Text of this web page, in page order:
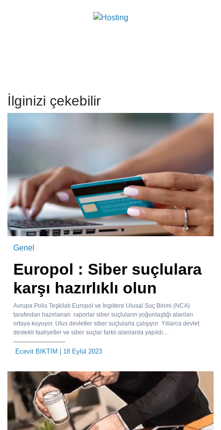
İlginizi çekebilir
Genel
Europol : Siber suçlulara
karşı hazırlıklı olun
Avrupa Polis Teşkilatı Europol ve İngiltere Ulusal Suç Birimi (NCA)
tarafından hazırlanan raporlar siber suçluların yoğunlaştığı alanları
ortaya koyuyor. Ulus devletler siber suçlularla çalışıyor Yıllarca devlet
destekli faaliyetler ve siber suçlar farklı alanlarda yapıldı....
Ecevit BIKTIM | 18 Eylül 2023